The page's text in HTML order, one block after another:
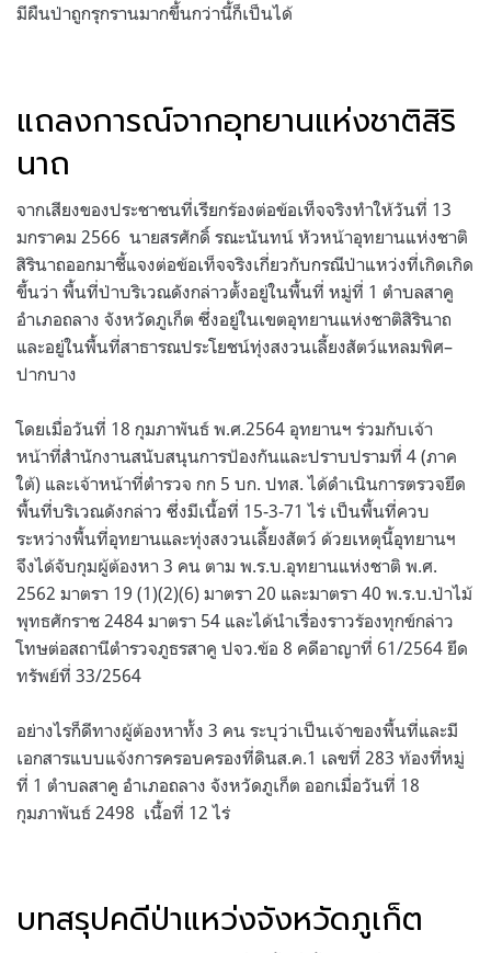
มีผืนป่าถูกรุกรานมากขึ้นกว่านี้ก็เป็นได้
แถลงการณ์จากอุทยานแห่งชาติสิริ
นาถ
จากเสียงของประชาชนที่เรียกร้องต่อข้อเท็จจริงทำให้วันที่ 13
มกราคม 2566 นายสรศักดิ์ รณะนันทน์ หัวหน้าอุทยานแห่งชาติ
สิรินาถออกมาชี้แจงต่อข้อเท็จจริงเกี่ยวกับกรณีป่าแหว่งที่เกิดเกิด
ขึ้นว่า พื้นที่ป่าบริเวณดังกล่าวตั้งอยู่ในพื้นที่ หมู่ที่ 1 ตำบลสาคู
อำเภอถลาง จังหวัดภูเก็ต ซึ่งอยู่ในเขตอุทยานแห่งชาติสิรินาถ
และอยู่ในพื้นที่สาธารณประโยชน์ทุ่งสงวนเลี้ยงสัตว์แหลมพิศ–
ปากบาง
โดยเมื่อวันที่ 18 กุมภาพันธ์ พ.ศ.2564 อุทยานฯ ร่วมกับเจ้า
หน้าที่สำนักงานสนับสนุนการป้องกันและปราบปรามที่ 4 (ภาค
ใต้) และเจ้าหน้าที่ตำรวจ กก 5 บก. ปทส. ได้ดำเนินการตรวจยึด
พื้นที่บริเวณดังกล่าว ซึ่งมีเนื้อที่ 15-3-71 ไร่ เป็นพื้นที่ควบ
ระหว่างพื้นที่อุทยานและทุ่งสงวนเลี้ยงสัตว์ ด้วยเหตุนี้อุทยานฯ
จึงได้จับกุมผู้ต้องหา 3 คน ตาม พ.ร.บ.อุทยานแห่งชาติ พ.ศ.
2562 มาตรา 19 (1)(2)(6) มาตรา 20 และมาตรา 40 พ.ร.บ.ป่าไม้
พุทธศักราช 2484 มาตรา 54 และได้นำเรื่องราวร้องทุกข์กล่าว
โทษต่อสถานีตำรวจภูธรสาคู ปจว.ข้อ 8 คดีอาญาที่ 61/2564 ยึด
ทรัพย์ที่ 33/2564
อย่างไรก็ดีทางผู้ต้องหาทั้ง 3 คน ระบุว่าเป็นเจ้าของพื้นที่และมี
เอกสารแบบแจ้งการครอบครองที่ดินส.ค.1 เลขที่ 283 ท้องที่หมู่
ที่ 1 ตำบลสาคู อำเภอถลาง จังหวัดภูเก็ต ออกเมื่อวันที่ 18
กุมภาพันธ์ 2498 เนื้อที่ 12 ไร่
บทสรุปคดีป่าแหว่งจังหวัดภูเก็ต